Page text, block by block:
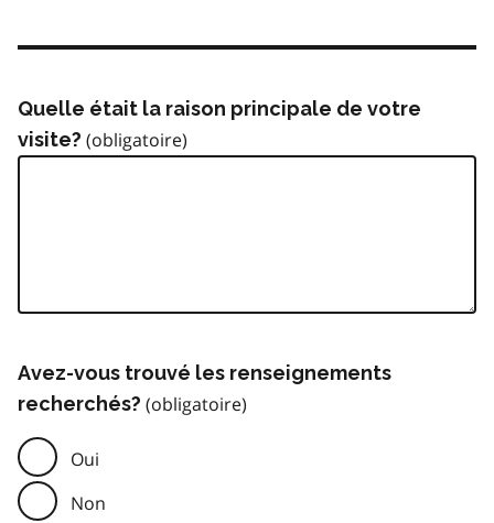
Quelle était la raison principale de votre
visite?
Avez-vous trouvé les renseignements
recherchés?
Oui
Non